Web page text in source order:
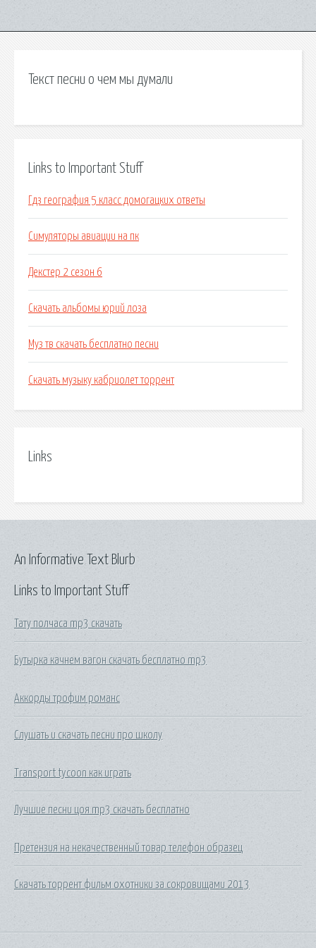
Текст песни о чем мы думали
Links to Important Stuff
Гдз география 5 класс домогацких ответы
Симуляторы авиации на пк
Декстер 2 сезон 6
Скачать альбомы юрий лоза
Муз тв скачать бесплатно песни
Скачать музыку кабриолет торрент
Links
Links to Important Stuff
Тату полчаса mp3 скачать
Бутырка качнем вагон скачать бесплатно mp3
Аккорды трофим романс
Слушать и скачать песни про школу
Transport tycoon как играть
Лучшие песни цоя mp3 скачать бесплатно
Претензия на некачественный товар телефон образец
Скачать торрент фильм охотники за сокровищами 2013
An Informative Text Blurb